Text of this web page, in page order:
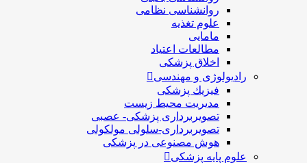
روانشناسی نظامی
علوم تغذیه
مامایی
مطالعات اعتیاد
اخلاق پزشکی
رادیولوژی و مهندسی
فيزيك پزشکی
مدیریت محیط زیست
تصویربرداری پزشکی- عصبی
تصویربرداری-سلولی مولکولی
هوش مصنوعی در پزشکی
علوم پایه پزشکی